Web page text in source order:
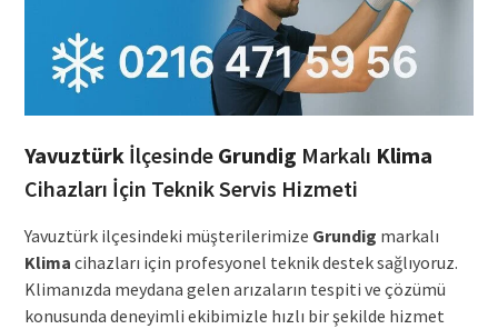
Yavuztürkİlçesinde Grundig Markalı Klima
Cihazları İçin Teknik Servis Hizmeti
Yavuztürk ilçesindeki müşterilerimize Grundig markalı
Klima cihazları için profesyonel teknik destek sağlıyoruz.
Klimanızda meydana gelen arızaların tespiti ve çözümü
konusunda deneyimli ekibimizle hızlı bir şekilde hizmet